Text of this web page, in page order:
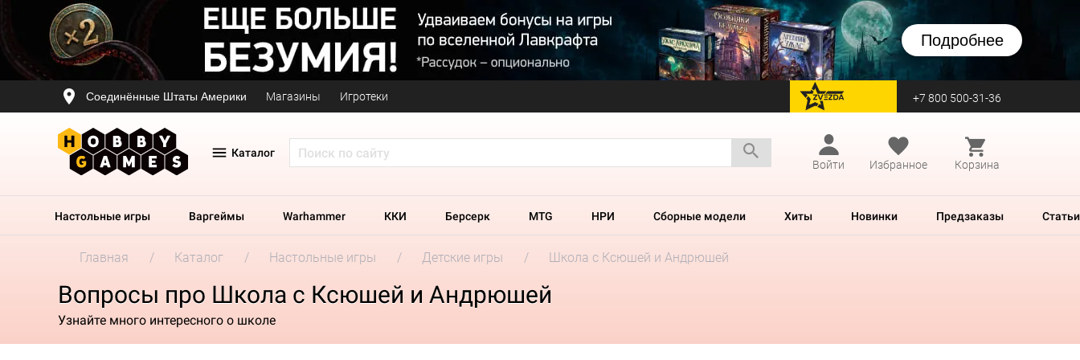
Подробнее
Соединённые Штаты Америки Магазины Игротеки перейти на Zvezda +7 800 500-31-36
Каталог
Войти
Избранное Корзина
Настольные игры Варгеймы Warhammer ККИ Берсерк MTG НРИ Сборные модели Хиты Новинки Предзаказы Статьи
Главная Каталог Настольные игры Детские игры Школа с Ксюшей и Андрюшей
Вопросы про Школа с Ксюшей и Андрюшей
Узнайте много интересного о школе